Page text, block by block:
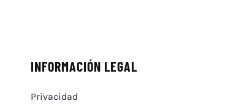
INFORMACIÓN LEGAL
Privacidad